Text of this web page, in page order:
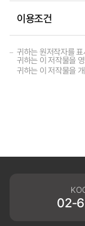
이용조건
귀하는 원저작자를
귀하는 이 저작물을
귀하는 이 저작물을
02-